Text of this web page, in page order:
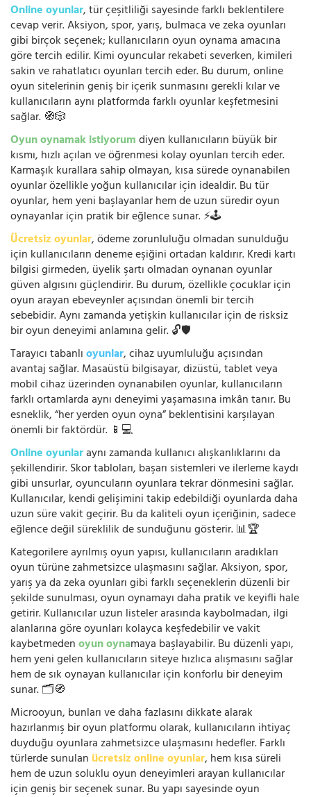
Online oyunlar, tür çeşitliliği sayesinde farklı beklentilere
cevap verir. Aksiyon, spor, yarış, bulmaca ve zeka oyunları
gibi birçok seçenek; kullanıcıların oyun oynama amacına
göre tercih edilir. Kimi oyuncular rekabeti severken, kimileri
sakin ve rahatlatıcı oyunları tercih eder. Bu durum, online
oyun sitelerinin geniş bir içerik sunmasını gerekli kılar ve
kullanıcıların aynı platformda farklı oyunlar keşfetmesini
sağlar. 🧭🎲
Oyun oynamak istiyorumdiyen kullanıcıların büyük bir
kısmı, hızlı açılan ve öğrenmesi kolay oyunları tercih eder.
Karmaşık kurallara sahip olmayan, kısa sürede oynanabilen
oyunlar özellikle yoğun kullanıcılar için idealdir. Bu tür
oyunlar, hem yeni başlayanlar hem de uzun süredir oyun
oynayanlar için pratik bir eğlence sunar. ⚡🕹️
Ücretsiz oyunlar, ödeme zorunluluğu olmadan sunulduğu
için kullanıcıların deneme eşiğini ortadan kaldırır. Kredi kartı
bilgisi girmeden, üyelik şartı olmadan oynanan oyunlar
güven algısını güçlendirir. Bu durum, özellikle çocuklar için
oyun arayan ebeveynler açısından önemli bir tercih
sebebidir. Aynı zamanda yetişkin kullanıcılar için de risksiz
bir oyun deneyimi anlamına gelir. 🔓🛡️
Tarayıcı tabanlıoyunlar, cihaz uyumluluğu açısından
avantaj sağlar. Masaüstü bilgisayar, dizüstü, tablet veya
mobil cihaz üzerinden oynanabilen oyunlar, kullanıcıların
farklı ortamlarda aynı deneyimi yaşamasına imkân tanır. Bu
esneklik, “her yerden oyun oyna” beklentisini karşılayan
önemli bir faktördür. 📱💻
Online oyunlaraynı zamanda kullanıcı alışkanlıklarını da
şekillendirir. Skor tabloları, başarı sistemleri ve ilerleme kaydı
gibi unsurlar, oyuncuların oyunlara tekrar dönmesini sağlar.
Kullanıcılar, kendi gelişimini takip edebildiği oyunlarda daha
uzun süre vakit geçirir. Bu da kaliteli oyun içeriğinin, sadece
eğlence değil süreklilik de sunduğunu gösterir. 📊🏆
Kategorilere ayrılmış oyun yapısı, kullanıcıların aradıkları
oyun türüne zahmetsizce ulaşmasını sağlar. Aksiyon, spor,
yarış ya da zeka oyunları gibi farklı seçeneklerin düzenli bir
şekilde sunulması, oyun oynamayı daha pratik ve keyifli hale
getirir. Kullanıcılar uzun listeler arasında kaybolmadan, ilgi
alanlarına göre oyunları kolayca keşfedebilir ve vakit
kaybetmedenoyun oynamaya başlayabilir. Bu düzenli yapı,
hem yeni gelen kullanıcıların siteye hızlıca alışmasını sağlar
hem de sık oynayan kullanıcılar için konforlu bir deneyim
sunar. 🗂️🧭
Microoyun, bunları ve daha fazlasını dikkate alarak
hazırlanmış bir oyun platformu olarak, kullanıcıların ihtiyaç
duyduğu oyunlara zahmetsizce ulaşmasını hedefler. Farklı
türlerde sunulan ücretsiz online oyunlar, hem kısa süreli
hem de uzun soluklu oyun deneyimleri arayan kullanıcılar
için geniş bir seçenek sunar. Bu yapı sayesinde oyun